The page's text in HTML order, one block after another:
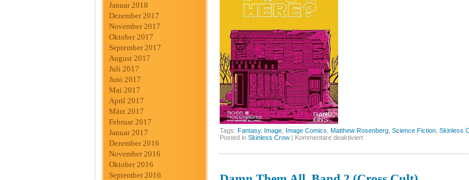
Januar 2018
Dezember 2017
November 2017
Oktober 2017
September 2017
August 2017
Juli 2017
Juni 2017
Mai 2017
April 2017
März 2017
Februar 2017
Januar 2017
Dezember 2016
November 2016
Oktober 2016
September 2016
Tags: Fantasy, Image Image Comics Matthew Rosenberg Science Fiction Skinless
Posted in Skinless Crow | Kommentare deaktiviertfür